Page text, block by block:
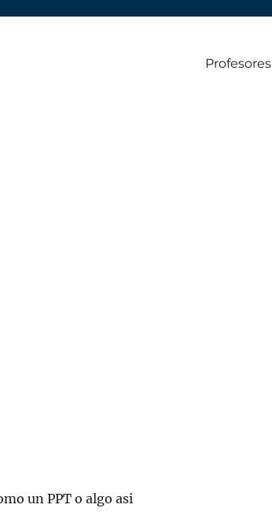
Profesores
un PPT o algo asi